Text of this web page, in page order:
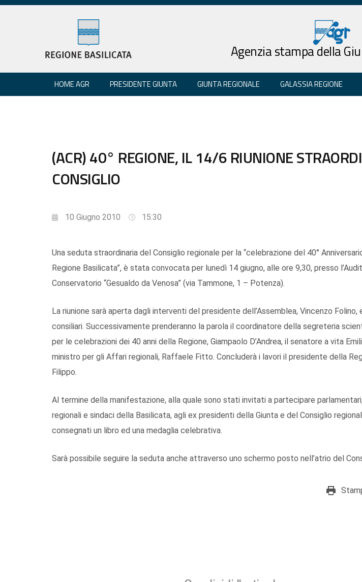
Agenzia stampa della
HOME AGR PRESIDENTE GIUNTA GIUNTA REGIONALE GALASSIA REGIONE
(ACR) 40° REGIONE, IL 14/6 RIUNIONE
CONSIGLIO
10 Giugno 2010 15:30
Una seduta straordinaria del Consiglio regionale per la “celebrazione del 40°
Regione Basilicata”, è stata convocata per lunedì 14 giugno, alle ore 9,30, presso
Conservatorio “Gesualdo da Venosa” (via Tammone, 1 – Potenza).
La riunione sarà aperta dagli interventi del presidente dell’Assemblea, Vincenzo Folino,
consiliari. Successivamente prenderanno la parola il coordinatore della segreteria
per le celebrazioni dei 40 anni della Regione, Giampaolo D’Andrea, il senatore a vita
ministro per gli Affari regionali, Raffaele Fitto. Concluderà i lavori il presidente della
Filippo.
Al termine della manifestazione, alla quale sono stati invitati a partecipare
regionali e sindaci della Basilicata, agli ex presidenti della Giunta e del Consiglio
consegnati un libro ed una medaglia celebrativa.
Sarà possibile seguire la seduta anche attraverso uno schermo posto nell’atrio del